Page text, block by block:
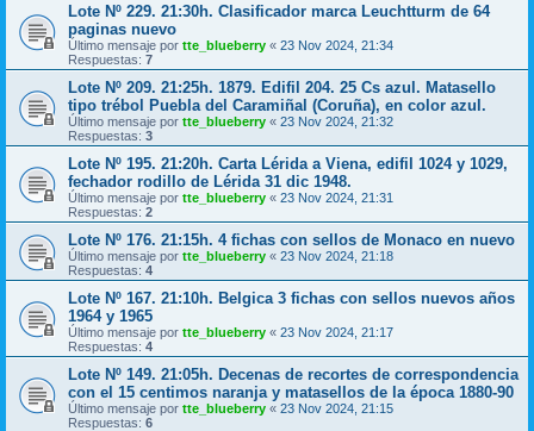
Lote Nº 229. 21:30h. Clasificador marca Leuchtturm de 64
paginas nuevo
Último mensaje por tte_blueberry « 23 Nov 2024, 21:34
Respuestas: 7
Lote Nº 209. 21:25h. 1879. Edifil 204. 25 Cs azul. Matasello
tipo trébol Puebla del Caramiñal (Coruña), en color azul.
Último mensaje por tte_blueberry « 23 Nov 2024, 21:32
Respuestas: 3
Lote Nº 195. 21:20h. Carta Lérida a Viena, edifil 1024 y 1029,
fechador rodillo de Lérida 31 dic 1948.
Último mensaje por tte_blueberry « 23 Nov 2024, 21:31
Respuestas: 2
Lote Nº 176. 21:15h. 4 fichas con sellos de Monaco en nuevo
Último mensaje por tte_blueberry « 23 Nov 2024, 21:18
Respuestas: 4
Lote Nº 167. 21:10h. Belgica 3 fichas con sellos nuevos años
1964 y 1965
Último mensaje por tte_blueberry « 23 Nov 2024, 21:17
Respuestas: 4
Lote Nº 149. 21:05h. Decenas de recortes de correspondencia
con el 15 centimos naranja y matasellos de la época 1880-90
Último mensaje por tte_blueberry « 23 Nov 2024, 21:15
Respuestas: 6